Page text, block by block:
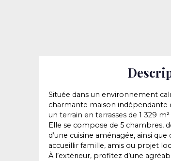
Située dans un environnement
charmante maison indépendante
un terrain en terrasses de 1 329
Elle se compose de 5 chambres,
d’une cuisine aménagée, ainsi
accueillir famille, amis ou projet
À l’extérieur, profitez d’une